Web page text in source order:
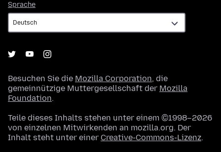
Sprache
Besuchen Sie die Mozilla Corporation, die
gemeinnützige Muttergesellschaft der Mozilla
Foundation.
Teile dieses Inhalts stehen unter einem ©1998–2026
von einzelnen Mitwirkenden an mozilla.org. Der
Inhalt steht unter einer Creative-Commons-Lizenz.